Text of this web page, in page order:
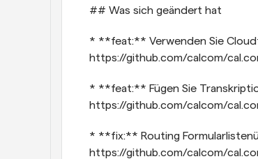
## Was sich geändert hat
* **feat:** Verwenden Sie
https://github.com/calcom/
* **feat:** Fügen Sie
https://github.com/calcom/
* **fix:** Routing
https://github.com/calcom/